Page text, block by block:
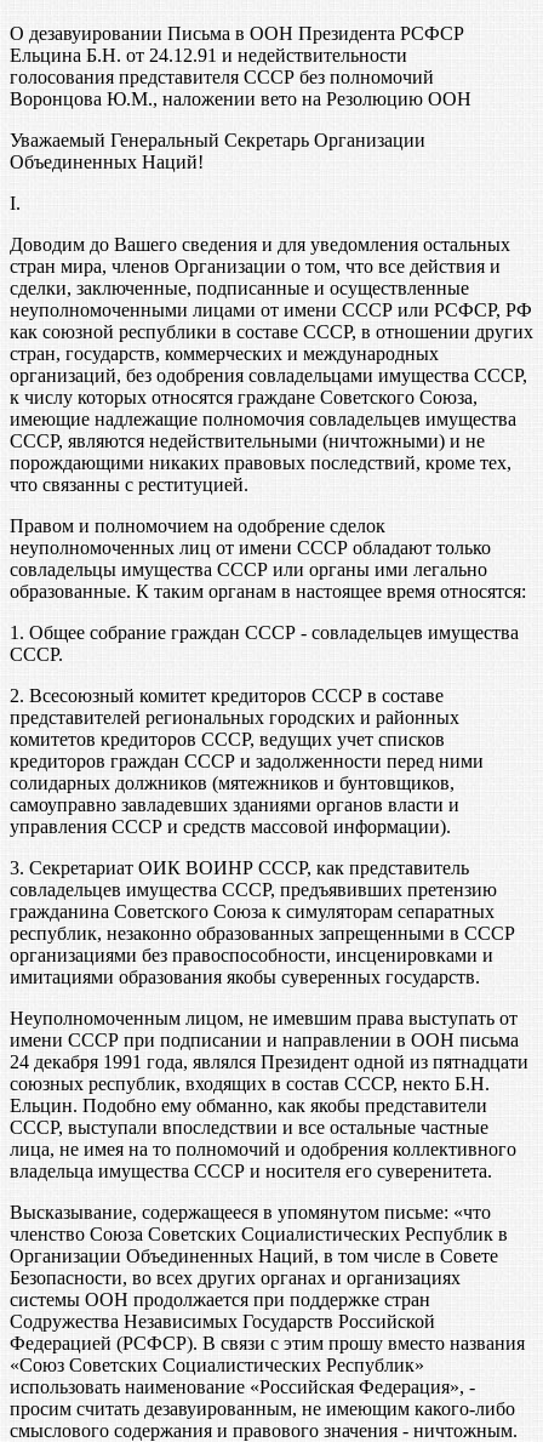
О дезавуировании Письма в ООН Президента РСФСР
Ельцина Б.Н. от 24.12.91 и недействительности
голосования представителя СССР без полномочий
Воронцова Ю.М., наложении вето на Резолюцию ООН
Уважаемый Генеральный Секретарь Организации
Объединенных Наций!
I.
Доводим до Вашего сведения и для уведомления остальных
стран мира, членов Организации о том, что все действия и
сделки, заключенные, подписанные и осуществленные
неуполномоченными лицами от имени СССР или РСФСР, РФ
как союзной республики в составе СССР, в отношении других
стран, государств, коммерческих и международных
организаций, без одобрения совладельцами имущества СССР,
к числу которых относятся граждане Советского Союза,
имеющие надлежащие полномочия совладельцев имущества
СССР, являются недействительными (ничтожными) и не
порождающими никаких правовых последствий, кроме тех,
что связанны с реституцией.
Правом и полномочием на одобрение сделок
неуполномоченных лиц от имени СССР обладают только
совладельцы имущества СССР или органы ими легально
образованные. К таким органам в настоящее время относятся:
1. Общее собрание граждан СССР - совладельцев имущества
СССР.
2. Всесоюзный комитет кредиторов СССР в составе
представителей региональных городских и районных
комитетов кредиторов СССР, ведущих учет списков
кредиторов граждан СССР и задолженности перед ними
солидарных должников (мятежников и бунтовщиков,
самоуправно завладевших зданиями органов власти и
управления СССР и средств массовой информации).
3. Секретариат ОИК ВОИНР СССР, как представитель
совладельцев имущества СССР, предъявивших претензию
гражданина Советского Союза к симуляторам сепаратных
республик, незаконно образованных запрещенными в СССР
организациями без правоспособности, инсценировками и
имитациями образования якобы суверенных государств.
Неуполномоченным лицом, не имевшим права выступать от
имени СССР при подписании и направлении в ООН письма
24 декабря 1991 года, являлся Президент одной из пятнадцати
союзных республик, входящих в состав СССР, некто Б.Н.
Ельцин. Подобно ему обманно, как якобы представители
СССР, выступали впоследствии и все остальные частные
лица, не имея на то полномочий и одобрения коллективного
владельца имущества СССР и носителя его суверенитета.
Высказывание, содержащееся в упомянутом письме: «что
членство Союза Советских Социалистических Республик в
Организации Объединенных Наций, в том числе в Совете
Безопасности, во всех других органах и организациях
системы ООН продолжается при поддержке стран
Содружества Независимых Государств Российской
Федерацией (РСФСР). В связи с этим прошу вместо названия
«Союз Советских Социалистических Республик»
использовать наименование «Российская Федерация», -
просим считать дезавуированным, не имеющим какого-либо
смыслового содержания и правового значения - ничтожным.